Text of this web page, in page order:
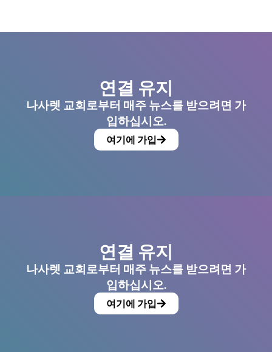
연결 유지
나사렛 교회로부터 매주 뉴스를 받으려면 가
입하십시오.
여기에 가입
연결 유지
나사렛 교회로부터 매주 뉴스를 받으려면 가
입하십시오.
여기에 가입